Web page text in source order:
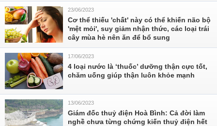
23/06/2023
Cơ thể thiếu 'chất' này có thể khiến não bộ
'mệt mỏi', suy giảm nhận thức, các loại trái
cây mùa hè nên ăn để bổ sung
17/06/2023
4 loại nước là ‘thuốc’ dưỡng thận cực tốt,
chăm uống giúp thận luôn khỏe mạnh
13/06/2023
Giám đốc thuỷ điện Hoà Bình: Cả đời làm
nghề chưa từng chứng kiến thuỷ điện hết